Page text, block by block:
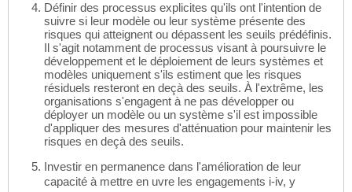
Définir des processus explicites qu'ils ont l'intention de
suivre si leur modèle ou leur système présente des
risques qui atteignent ou dépassent les seuils prédéfinis.
Il s'agit notamment de processus visant à poursuivre le
développement et le déploiement de leurs systèmes et
modèles uniquement s'ils estiment que les risques
résiduels resteront en deçà des seuils. À l'extrême, les
organisations s'engagent à ne pas développer ou
déployer un modèle ou un système s'il est impossible
d'appliquer des mesures d'atténuation pour maintenir les
risques en deçà des seuils.
Investir en permanence dans l'amélioration de leur
capacité à mettre en uvre les engagements i-iv, y